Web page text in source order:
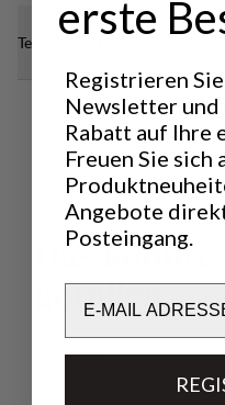
Technische Daten
a s könnt
efallen
Guide Liner
erste
Registrieren
Newsletter und
Rabatt auf Ihre
Freuen Sie
Angebote
Posteingang.